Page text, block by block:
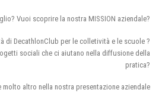
Vuoi scoprire la nostra MISSION aziendale?
di DecathlonClub per le colletività e le scuole ?
sociali che ci aiutano nella diffusione della
pratica?
molto altro nella nostra presentazione aziendale